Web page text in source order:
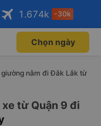
Mở app
qua
Mở app
1.674k -30k
Chọn ngày
nằm đi Đắk Lắk từ
từ Quận 9 đi